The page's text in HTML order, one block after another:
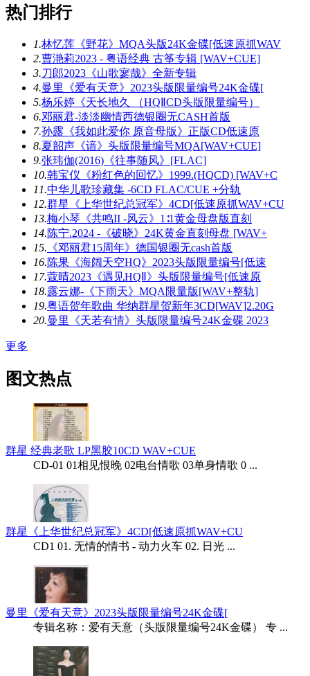
热门排行
1.林忆莲《野花》MQA头版24K金碟[低速原抓WAV
2.曹滟莉2023 - 粤语经典 古筝专辑 [WAV+CUE]
3.刀郎2023《山歌寥哉》全新专辑
4.曼里《爱有天意》2023头版限量编号24K金碟[
5.杨乐婷《天长地久 （HQⅡCD头版限量编号）
6.邓丽君-淡淡幽情西德银圈无CASH首版
7.孙露《我如此爱你 原音母版》正版CD低速原
8.夏韶声《谙》头版限量编号MQA[WAV+CUE]
9.张玮伽(2016)《往事随风》[FLAC]
10.韩宝仪《粉红色的回忆》1999.(HQCD) [WAV+C
11.中华儿歌珍藏集 -6CD FLAC/CUE +分轨
12.群星《上华世纪总冠军》4CD[低速原抓WAV+CU
13.梅小琴《共鸣II -风云》1∶1黄金母盘版直刻
14.陈宁.2024 -《破晓》24K黄金直刻母盘 [WAV+
15. 《邓丽君15周年》德国银圈无cash首版
16.陈果《海阔天空HQ》2023头版限量编号[低速
17.蔻晴2023《遇见HQⅡ》头版限量编号[低速原
18.露云娜-《下雨天》MQA限量版[WAV+整轨]
19.粤语贺年歌曲 华纳群星贺新年3CD[WAV]2.20G
20.曼里《天若有情》头版限量编号24K金碟 2023
更多
图文热点
群星 经典老歌 LP黑胶10CD WAV+CUE
CD-01 01相见恨晚 02电台情歌 03单身情歌 0 ...
群星《上华世纪总冠军》4CD[低速原抓WAV+CU
CD1 01. 无情的情书 - 动力火车 02. 日光 ...
曼里《爱有天意》2023头版限量编号24K金碟[
专辑名称：爱有天意（头版限量编号24K金碟） 专 ...